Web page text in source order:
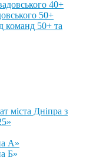
40+
50+
команд 50+ та
міста Дніпра з
А»
Б»